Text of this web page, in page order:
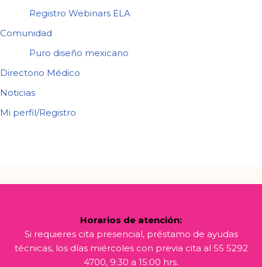
Registro Webinars ELA
Comunidad
Puro diseño mexicano
Directorio Médico
Noticias
Mi perfil/Registro
Horarios de atención:
Si requieres cita presencial, préstamo de ayudas
técnicas, los días miércoles con previa cita al 55 5292
4700, 9:30 a 15:00 hrs.